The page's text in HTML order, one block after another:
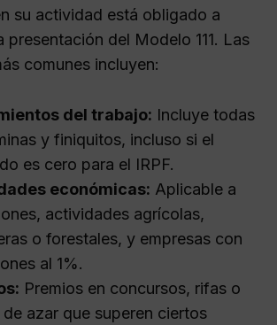
su actividad está obligado a
presentación del Modelo 111. Las
comunes incluyen:
del trabajo: Incluye todas
y finiquitos, incluso si el
es cero para el IRPF.
económicas: Aplicable a
actividades agrícolas,
o forestales, y empresas con
al 1%.
Premios en concursos, rifas o
azar que superen ciertos